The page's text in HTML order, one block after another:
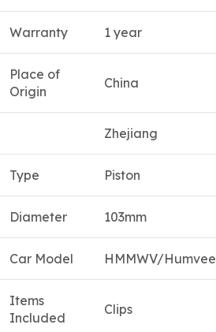
Warranty 1 year
Place of
Origin
China
Zhejiang
Type Piston
Diameter 103mm
Car Model HMMWV/Humvee
Items
Included
Clips